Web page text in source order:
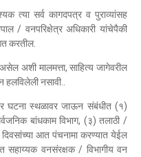
त्या सर्व कागदपत्र व पुराव्यांसह
/ वनपरिक्षेत्र अधिकारी यांचेपैकी
करतील.
अशी मालमत्ता, साहित्य जागेवरील
हलविलेली नसावी..
घटना स्थळावर जाऊन संबंधीत (१)
बांधकाम विभाग, (३) तलाठी /
दिवसांच्या आत पंचनामा करण्यात येईल
सहाय्यक वनसंरक्षक / विभागीय वन